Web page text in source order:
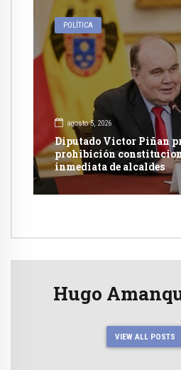
POLÍTICA
agosto 5, 2026
Diputado Victor Piñan
prohibición
inmediata de alcaldes
Hugo
VIEW ALL POSTS